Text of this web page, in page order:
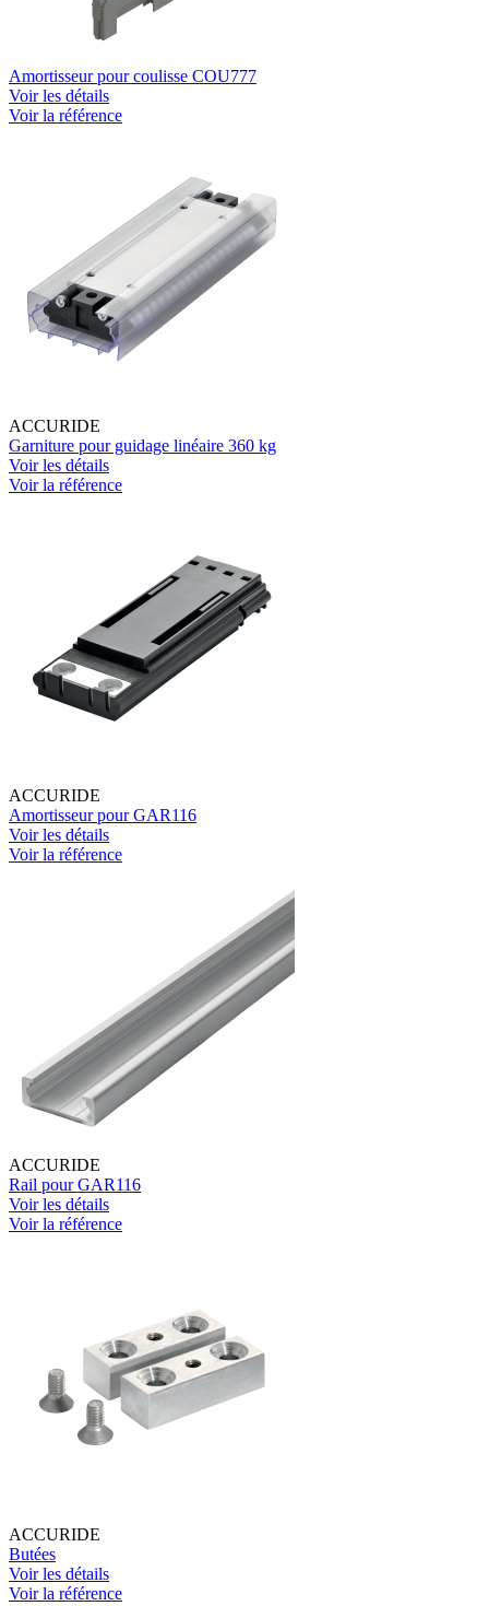
Amortisseur pour coulisse COU777
Voir les détails
Voir la référence
ACCURIDE
Garniture pour guidage linéaire 360 kg
Voir les détails
Voir la référence
ACCURIDE
Amortisseur pour GAR116
Voir les détails
Voir la référence
ACCURIDE
Rail pour GAR116
Voir les détails
Voir la référence
ACCURIDE
Butées
Voir les détails
Voir la référence